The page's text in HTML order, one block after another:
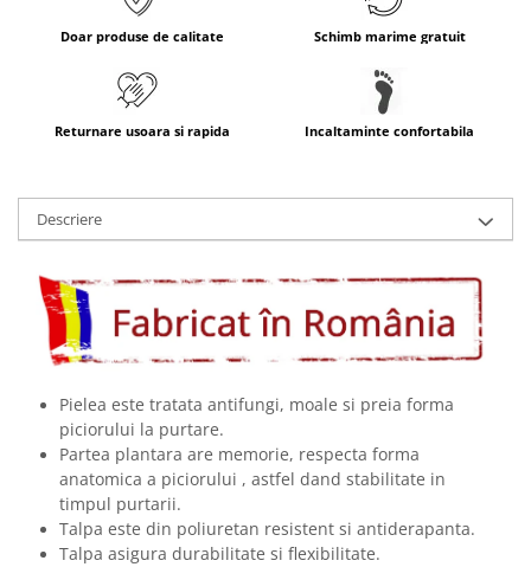
Doar produse de calitate Schimb marime gratuit
Returnare usoara si rapida Incaltaminte confortabila
Descriere
Pielea este tratata antifungi, moale si preia forma
piciorului la purtare.
Partea plantara are memorie, respecta forma
anatomica a piciorului , astfel dand stabilitate in
timpul purtarii.
Talpa este din poliuretan resistent si antiderapanta.
Talpa asigura durabilitate si flexibilitate.